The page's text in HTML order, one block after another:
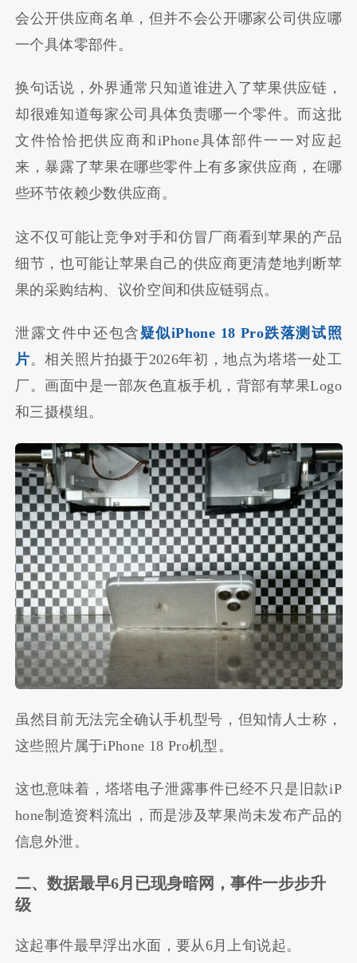
会公开供应商名单，但并不会公开哪家公司供应哪
一个具体零部件。
换句话说，外界通常只知道谁进入了苹果供应链，
却很难知道每家公司具体负责哪一个零件。而这批
文件恰恰把供应商和iPhone具体部件一一对应起
来，暴露了苹果在哪些零件上有多家供应商，在哪
些环节依赖少数供应商。
这不仅可能让竞争对手和仿冒厂商看到苹果的产品
细节，也可能让苹果自己的供应商更清楚地判断苹
果的采购结构、议价空间和供应链弱点。
泄露文件中还包含 疑似iPhone 18 Pro跌落测试照
片。相关照片拍摄于2026年初，地点为塔塔一处工
厂。画面中是一部灰色直板手机，背部有苹果Logo
和三摄模组。
虽然目前无法完全确认手机型号，但知情人士称，
这些照片属于iPhone 18 Pro机型。
这也意味着，塔塔电子泄露事件已经不只是旧款iP
hone制造资料流出，而是涉及苹果尚未发布产品的
信息外泄。
二、数据最早6月已现身暗网，事件一步步升
级
这起事件最早浮出水面，要从6月上旬说起。